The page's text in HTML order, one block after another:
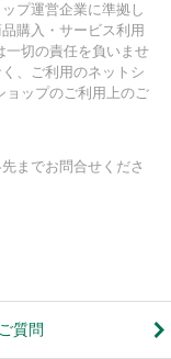
プ運営企業に準拠し
購入・サービス利用
一切の責任を負いませ
、ご利用のネットシ
ョップのご利用上のご
までお問合せくださ
質問